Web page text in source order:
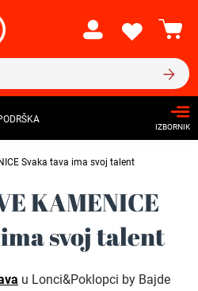
IZBORNIK
Svaka tava ima svoj talent
KAMENICE
svoj talent
u Lonci&Poklopci by Bajde